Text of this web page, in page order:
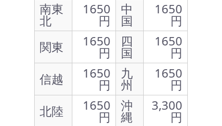
南東
北
1650
円
中
国
1650
円
関東
1650
円
四
国
1650
円
信越
1650
円
九
州
1650
円
北陸
1650
円
沖
縄
3,300
円